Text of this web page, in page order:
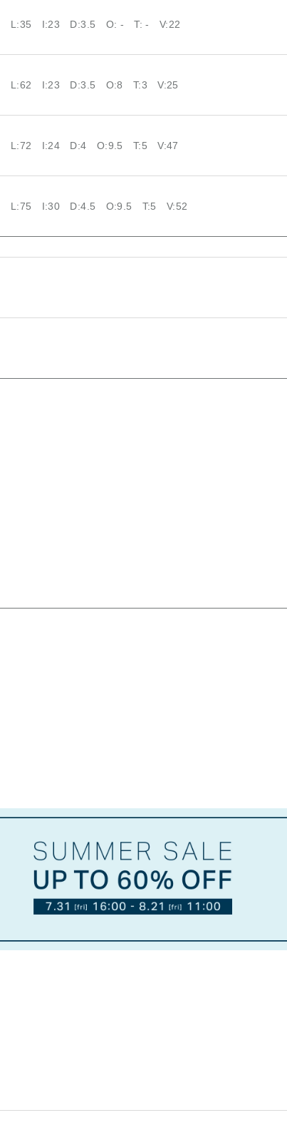
L:35 I:23 D:3.5 O: - T: - V:22
L:62 I:23 D:3.5 O:8 T:3 V:25
L:72 I:24 D:4 O:9.5 T:5 V:47
L:75 I:30 D:4.5 O:9.5 T:5 V:52